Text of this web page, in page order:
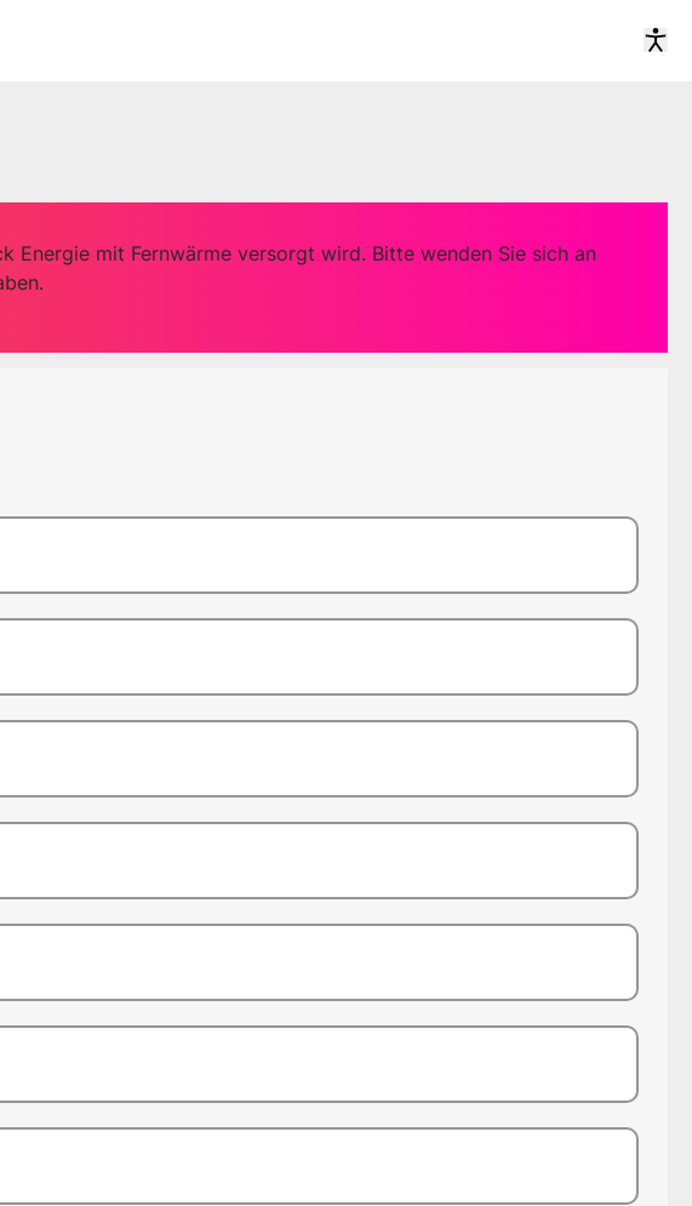
Energie mit Fernwärme versorgt wird. Bitte wenden Sie sich an